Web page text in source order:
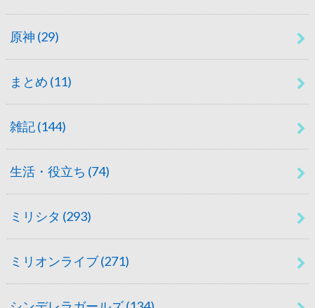
原神 (29)
まとめ (11)
雑記(144)
生活・役立ち (74)
ミリシタ (293)
ミリオンライブ(271)